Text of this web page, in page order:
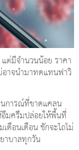
ต่มีจำนวนน้อย ราคา
อาจนำมาทดแทนฟาวิ
นการณ์ที่ขาดแคลน
อึมครึมปล่อยให้พื้นที่
ดือนเดือน ชักจะไถไม่
าบาลทุกวัน